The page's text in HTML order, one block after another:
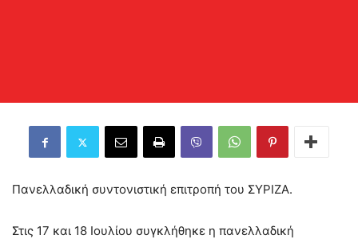
Πανελλαδική συντονιστική επιτροπή του ΣΥΡΙΖΑ.
Στις 17 και 18 Ιουλίου συγκλήθηκε η πανελλαδική